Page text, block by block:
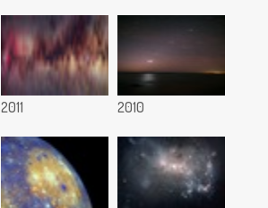
2011 2010